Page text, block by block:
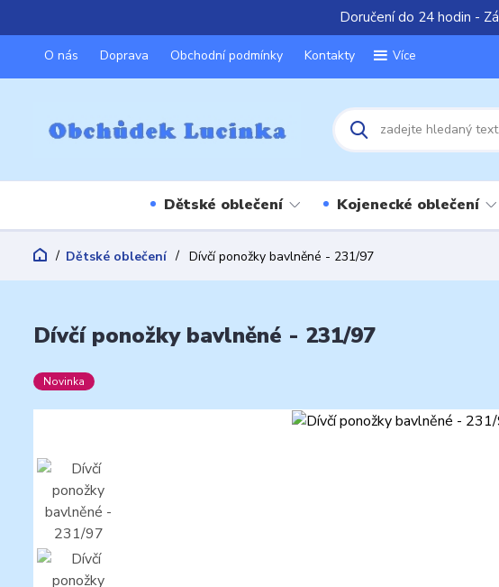
Doručení do 24 hodin -
O nás Doprava Obchodní podmínky Kontakty Více
Dětské oblečení Kojenecké oblečení
Dětské oblečení Dívčí ponožky bavlněné - 231/97
Dívčí ponožky bavlněné - 231/97
Novinka